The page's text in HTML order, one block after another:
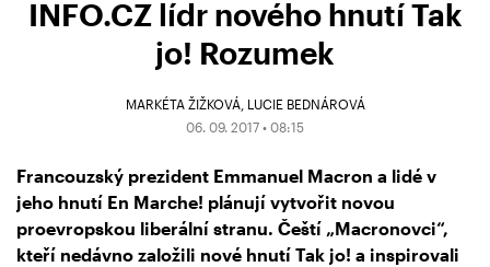
INFO.CZ lídr nového hnutí Tak
jo! Rozumek
MARKÉTA ŽIŽKOVÁ LUCIE BEDNÁROVÁ
06. 09. 2017 • 08:15
Francouzský prezident Emmanuel Macron a lidé v
jeho hnutí En Marche! plánují vytvořit novou
proevropskou liberální stranu. Čeští „Macronovci“,
kteří nedávno založili nové hnutí Tak jo! a inspirovali